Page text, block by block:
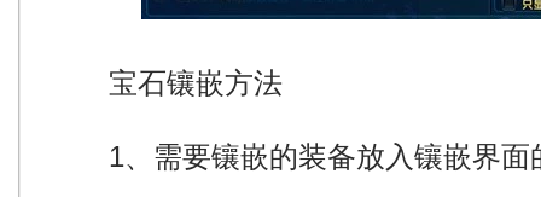
宝石镶嵌方法
1、需要镶嵌的装备放入镶嵌界面